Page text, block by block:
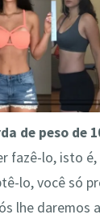
de peso de
fazê-lo, isto
lo, você só
lhe daremos